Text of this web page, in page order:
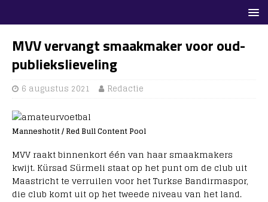
MVV vervangt smaakmaker voor oud-
publiekslieveling
6 augustus 2021 Redactie
Manneshotit / Red Bull Content Pool
MVV raakt binnenkort één van haar smaakmakers
kwijt. Kürsad Sürmeli staat op het punt om de club uit
Maastricht te verruilen voor het Turkse Bandirmaspor,
die club komt uit op het tweede niveau van het land.